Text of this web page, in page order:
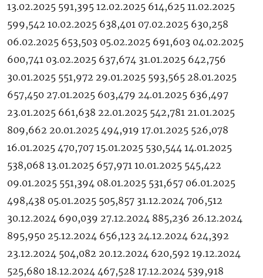
13.02.2025 591,395 12.02.2025 614,625 11.02.2025
599,542 10.02.2025 638,401 07.02.2025 630,258
06.02.2025 653,503 05.02.2025 691,603 04.02.2025
600,741 03.02.2025 637,674 31.01.2025 642,756
30.01.2025 551,972 29.01.2025 593,565 28.01.2025
657,450 27.01.2025 603,479 24.01.2025 636,497
23.01.2025 661,638 22.01.2025 542,781 21.01.2025
809,662 20.01.2025 494,919 17.01.2025 526,078
16.01.2025 470,707 15.01.2025 530,544 14.01.2025
538,068 13.01.2025 657,971 10.01.2025 545,422
09.01.2025 551,394 08.01.2025 531,657 06.01.2025
498,438 05.01.2025 505,857 31.12.2024 706,512
30.12.2024 690,039 27.12.2024 885,236 26.12.2024
895,950 25.12.2024 656,123 24.12.2024 624,392
23.12.2024 504,082 20.12.2024 620,592 19.12.2024
525,680 18.12.2024 467,528 17.12.2024 539,918